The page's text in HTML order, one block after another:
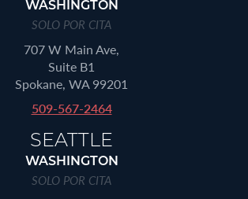
WASHINGTON
SOLO POR CITA
707 W Main Ave,
Suite B1
Spokane, WA 99201
509-567-2464
SEATTLE
WASHINGTON
SOLO POR CITA